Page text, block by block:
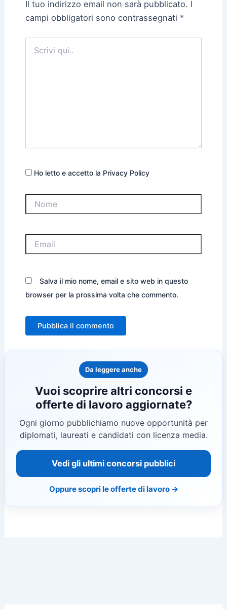
Il tuo indirizzo email non sarà pubblicato. I
campi obbligatori sono contrassegnati *
qui..
Ho letto e accetto la Privacy Policy
Salva il mio nome, email e sito web in questo
browser per la prossima volta che commento.
Da leggere anche
Vuoi scoprire altri concorsi e
offerte di lavoro aggiornate?
Ogni giorno pubblichiamo nuove opportunità per
diplomati, laureati e candidati con licenza media.
Vedi gli ultimi concorsi pubblici
Oppure scopri le offerte di lavoro →